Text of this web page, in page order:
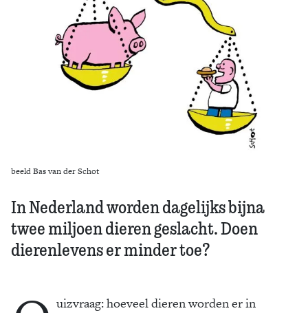
beeld Bas van der Schot
In Nederland worden dagelijks bijna
twee miljoen dieren geslacht. Doen
dierenlevens er minder toe?
uizvraag: hoeveel dieren worden er in